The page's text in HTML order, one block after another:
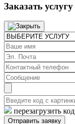
Заказать услугу
перезагрузить код